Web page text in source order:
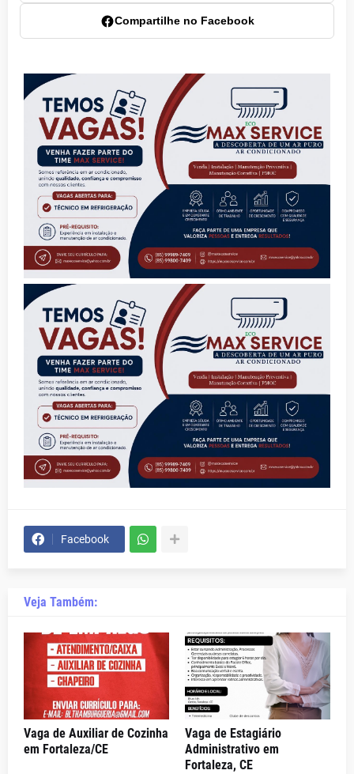
Compartilhe no Facebook
Facebook
Veja Também:
Vaga de Auxiliar de Cozinha
em Fortaleza/CE
Vaga de Estagiário
Administrativo em
Fortaleza, CE